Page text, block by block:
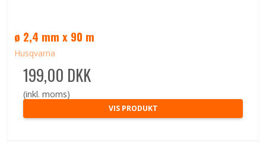
ø 2,4 mm x 90 m
Husqvarna
199,00 DKK
(inkl. moms)
VIS PRODUKT